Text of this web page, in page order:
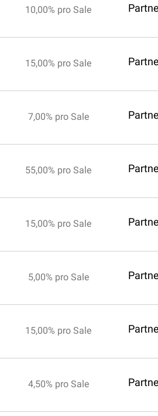
10,00% pro Sale
15,00% pro Sale
7,00% pro Sale
55,00% pro Sale
15,00% pro Sale
5,00% pro Sale
15,00% pro Sale
4,50% pro Sale